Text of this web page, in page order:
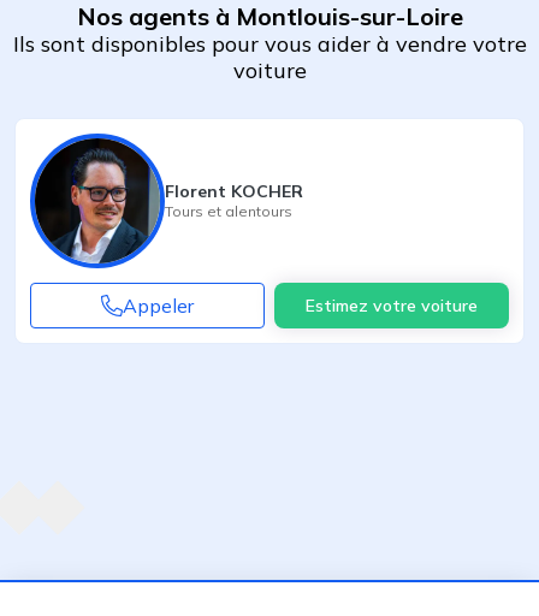
Nos agents à Montlouis-sur-Loire
Ils sont disponibles pour vous aider à vendre votre
voiture
Florent KOCHER
Tours et alentours
Appeler Estimez votre voiture